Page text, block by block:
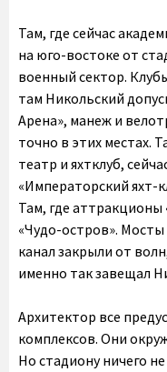
Там, где сейчас
на юго-востоке от
военный сектор.
там Никольский
Арена», манеж и
точно в этих местах.
театр и яхтклуб,
«Императорский яхт-
Там, где
«Чудо-остров». Мосты
канал закрыли от
именно так завещал
Архитектор все
комплексов. Они
Но стадиону ничего